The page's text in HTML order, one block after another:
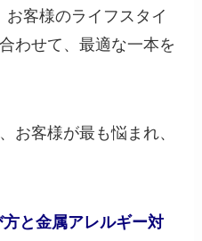
客様のライフスタイ
わせて、最適な一本を
お客様が最も悩まれ、
と金属アレルギー対